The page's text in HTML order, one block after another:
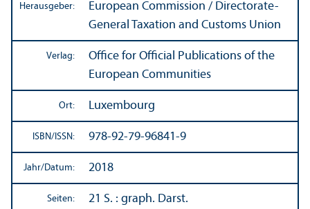
Herausgeber:
European Commission / Directorate-
General Taxation and Customs Union
Verlag:
Office for Official Publications of the
European Communities
Ort: Luxembourg
ISBN/ ISSN: 978-92-79-96841-9
Jahr/Datum: 2018
Seiten: 21 S. : graph. Darst.